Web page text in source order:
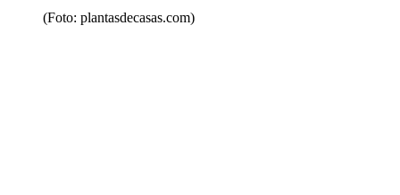
(Foto: plantasdecasas.com)